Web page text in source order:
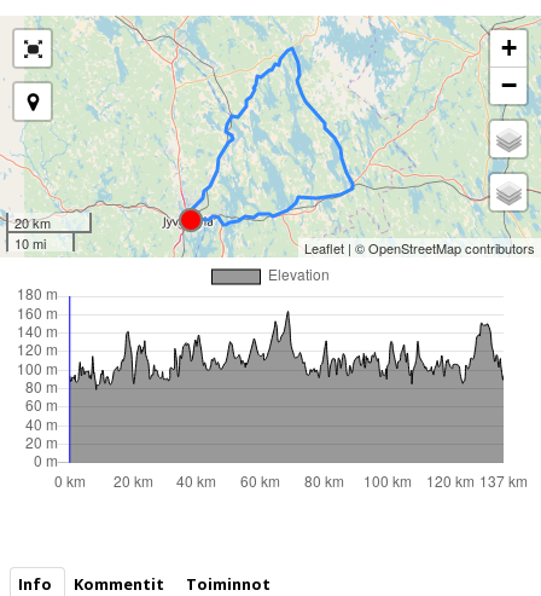
+
−
20 km
10 mi
Leaflet | ©OpenStreetMapcontributors
Info Kommentit Toiminnot